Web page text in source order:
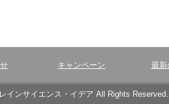
キャンペーン 最新
インサイエンス・イデア All Rights Reserved.